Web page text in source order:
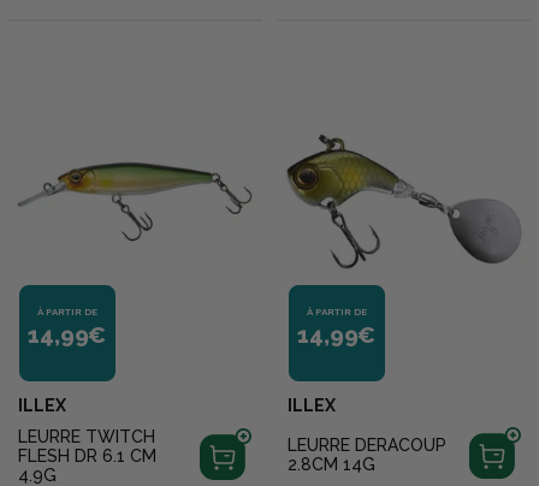
À PARTIR DE
14,99€
ILLEX
LEURRE TWITCH
FLESH DR 6.1 CM
4.9G
À PARTIR DE
14,99€
ILLEX
LEURRE DERACOUP
2.8CM 14G